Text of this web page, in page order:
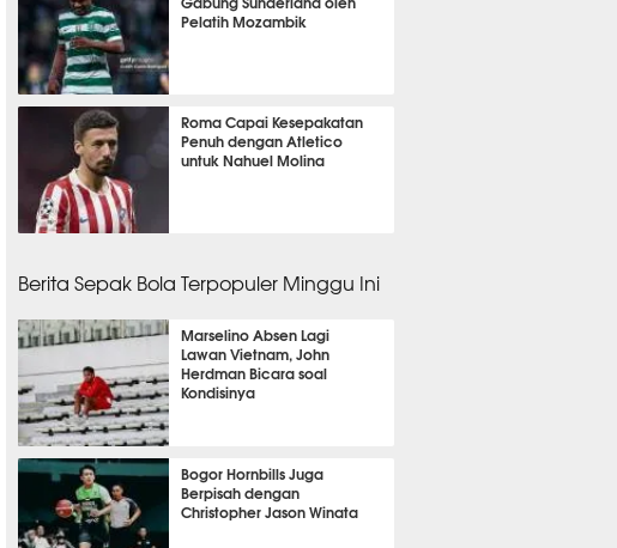
Pelatih Mozambik
26 menit 7 detik lalu
Roma Capai Kesepakatan
Penuh dengan Atletico
untuk Nahuel Molina
Berita Sepak Bola Terpopuler Minggu Ini
Marselino Absen Lagi
Lawan Vietnam, John
Herdman Bicara soal
Kondisinya
SEPAK BOLA
Bogor Hornbills Juga
Berpisah dengan
Christopher Jason Winata